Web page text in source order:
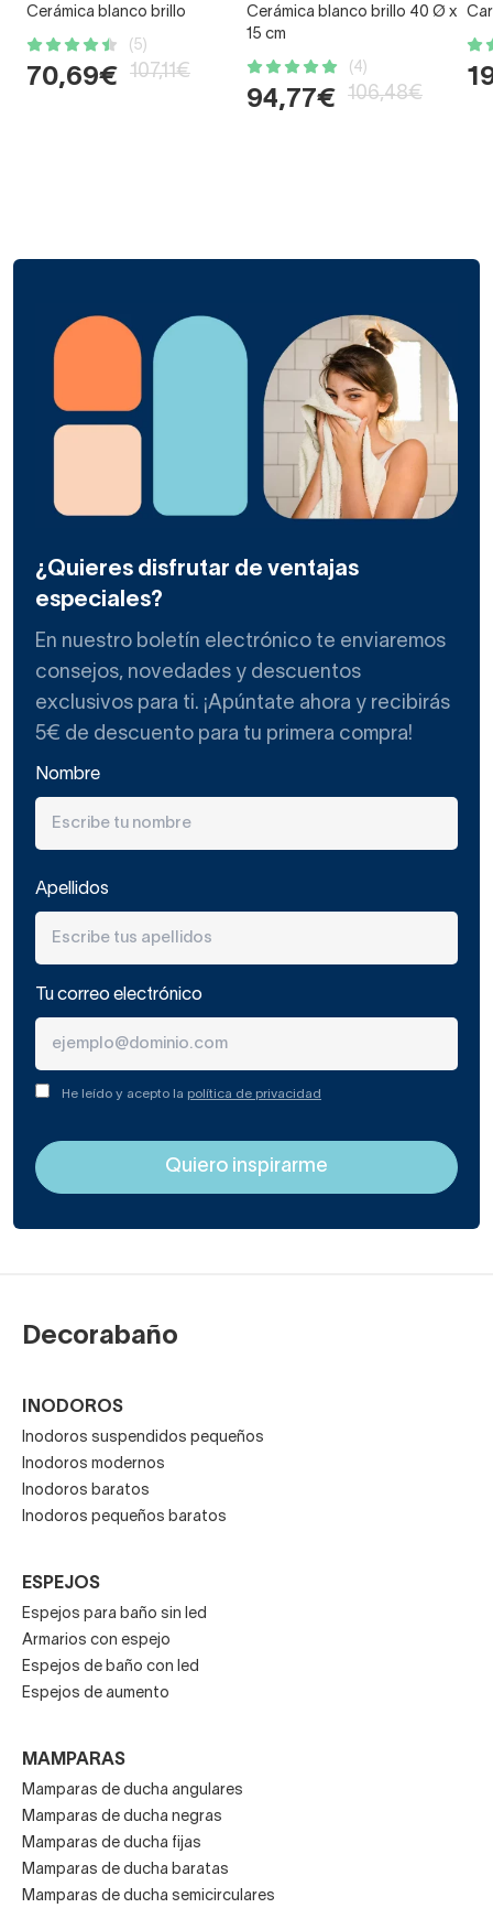
Cerámica blanco brillo
(5)
70,69€ 107,11€
Cerámica blanco brillo 40 Ø x
15 cm
(4)
94,77€ 106,48€
¿Quieres disfrutar de ventajas
especiales?
En nuestro boletín electrónico te enviaremos
consejos, novedades y descuentos
exclusivos para ti. ¡Apúntate ahora y recibirás
5€ de descuento para tu primera compra!
Nombre
Apellidos
Tu correo electrónico
He leído y acepto la política de privacidad
Decorabaño
INODOROS
Inodoros suspendidos pequeños
Inodoros modernos
Inodoros baratos
Inodoros pequeños baratos
ESPEJOS
Espejos para baño sin led
Armarios con espejo
Espejos de baño con led
Espejos de aumento
MAMPARAS
Mamparas de ducha angulares
Mamparas de ducha negras
Mamparas de ducha fijas
Mamparas de ducha baratas
Mamparas de ducha semicirculares